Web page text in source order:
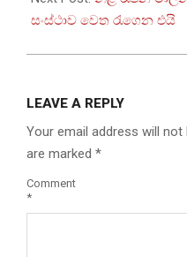
සංස්ථාව වෙත රැගෙන එයි
LEAVE A REPLY
Your email address will not
are marked *
Comment
*